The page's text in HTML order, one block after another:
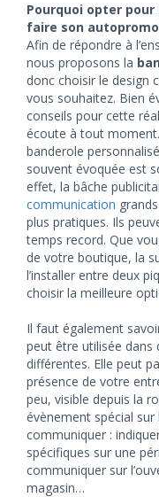
Pourquoi opter
faire son
Afin de répondre à
nous proposons la
donc choisir le design
vous souhaitez. Bien
conseils pour cette
écoute à tout
banderole
souvent évoquée est
effet, la bâche
communication
plus pratiques. Ils
temps record. Que
de votre boutique, la
l’installer entre deux
choisir la meilleure
Il faut également
peut être utilisée dans
différentes. Elle peut
présence de votre
peu, visible depuis la
évènement spécial
communiquer :
spécifiques sur une
communiquer sur
magasin…